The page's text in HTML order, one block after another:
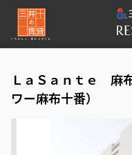
ＬａＳａｎｔｅ 麻
ワー麻布十番）